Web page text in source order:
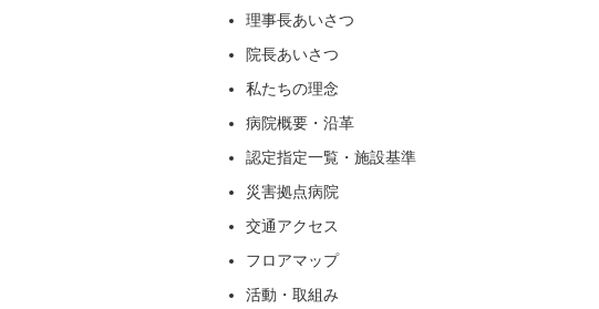
理事長あいさつ
院長あいさつ
私たちの理念
病院概要・沿革
認定指定一覧・施設基準
災害拠点病院
交通アクセス
フロアマップ
活動・取組み